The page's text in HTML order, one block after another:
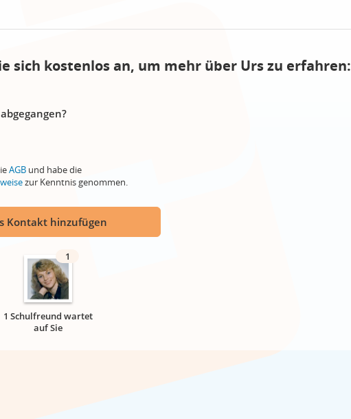
sich kostenlos an, um mehr über Urs zu erfahren:
AGB und habe die
zur Kenntnis genommen.
Kontakt hinzufügen
1
1 Schulfreund wartet
auf Sie